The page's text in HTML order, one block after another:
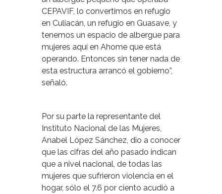
CEPAVIF, lo convertimos en refugio
en Culiacán, un refugio en Guasave, y
tenemos un espacio de albergue para
mujeres aquí en Ahome que está
operando. Entonces sin tener nada de
esta estructura arrancó el gobierno”,
señaló.
Por su parte la representante del
Instituto Nacional de las Mujeres,
Anabel López Sánchez, dio a conocer
que las cifras del año pasado indican
que a nivel nacional, de todas las
mujeres que sufrieron violencia en el
hogar, sólo el 7.6 por ciento acudió a